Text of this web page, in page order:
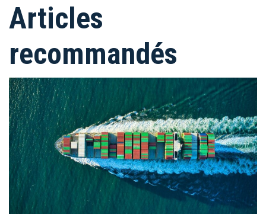
Articles
recommandés